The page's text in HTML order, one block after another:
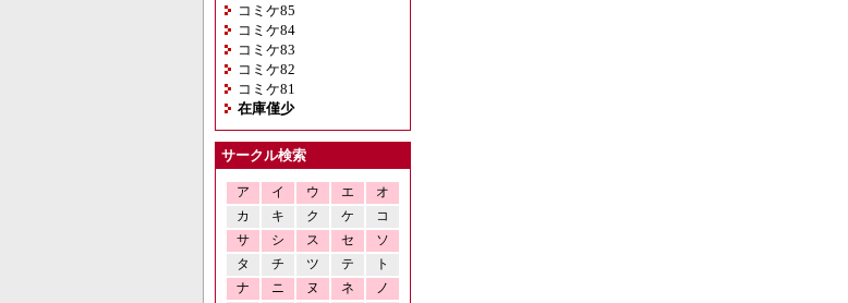
コミケ85
コミケ84
コミケ83
コミケ82
コミケ81
在庫僅少
サークル検索
ア イ ウ エ
オ
カ
キ ク ケ
コ
サ
シ ス セ
ソ
タ
チ ツ テ
ト
ナ
ニ ヌ ネ
ノ